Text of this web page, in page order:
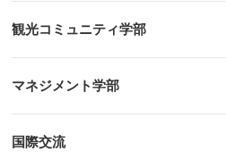
観光コミュニティ学部
マネジメント学部
国際交流